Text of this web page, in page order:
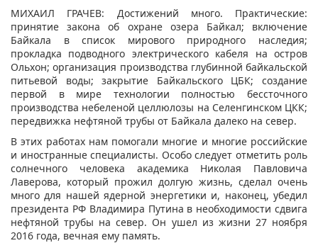
МИХАИЛ ГРАЧЕВ: Достижений много. Практические:
принятие закона об охране озера Байкал; включение
Байкала в список мирового природного наследия;
прокладка подводного электрического кабеля на остров
Ольхон; организация производства глубинной байкальской
питьевой воды; закрытие Байкальского ЦБК; создание
первой в мире технологии полностью бессточного
производства небеленой целлюлозы на Селенгинском ЦКК;
передвижка нефтяной трубы от Байкала далеко на север.
В этих работах нам помогали многие и многие российские
и иностранные специалисты. Особо следует отметить роль
солнечного человека академика Николая Павловича
Лаверова, который прожил долгую жизнь, сделал очень
много для нашей ядерной энергетики и, наконец, убедил
президента РФ Владимира Путина в необходимости сдвига
нефтяной трубы на север. Он ушел из жизни 27 ноября
2016 года, вечная ему память.